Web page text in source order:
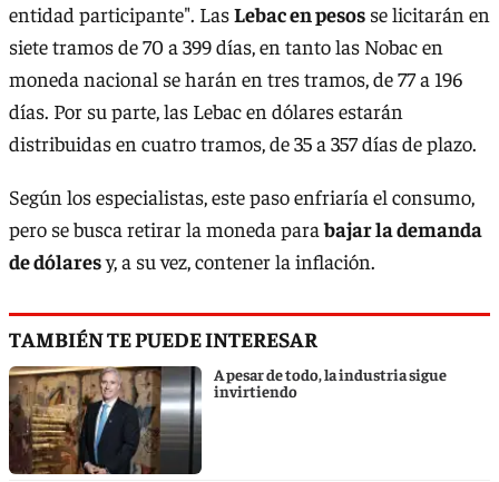
entidad participante". LasLebac en pesos se licitarán en
siete tramos de 70 a 399 días, en tanto las Nobac en
moneda nacional se harán en tres tramos, de 77 a 196
días. Por su parte, las Lebac en dólares estarán
distribuidas en cuatro tramos, de 35 a 357 días de plazo.
Según los especialistas, este paso enfriaría el consumo,
pero se busca retirar la moneda parabajar la demanda
de dólaresy, a su vez, contener la inflación.
TAMBIÉN TE PUEDE INTERESAR
A pesar de todo, la industria sigue
invirtiendo